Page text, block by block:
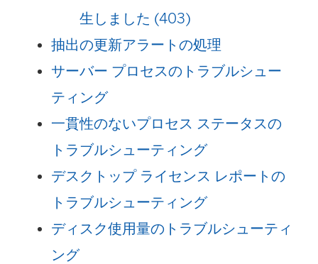
生しました (403)
抽出の更新アラートの処理
サーバー プロセスのトラブルシュー
ティング
一貫性のないプロセス ステータスの
トラブルシューティング
デスクトップ ライセンス レポートの
トラブルシューティング
ディスク使用量のトラブルシューティ
ング